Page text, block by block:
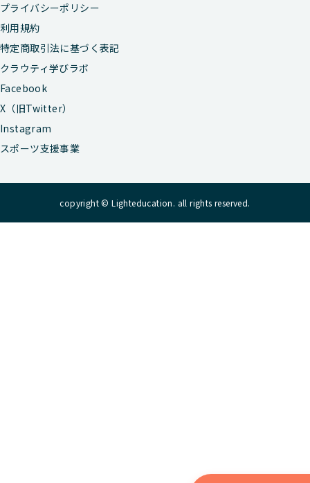
プライバシーポリシー
利用規約
特定商取引法に基づく表記
クラウティ学びラボ
Facebook
X（旧Twitter）
Instagram
スポーツ支援事業
copyright © Lighteducation. all rights reserved.